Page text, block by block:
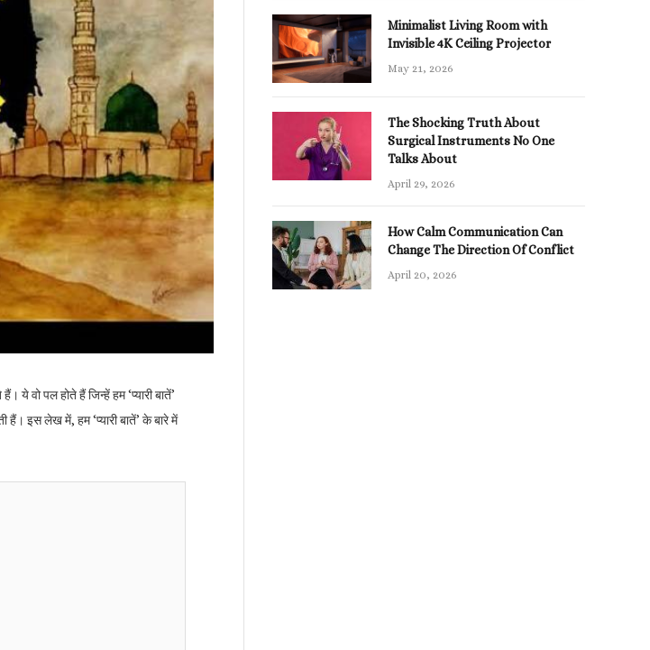
वो पल होते हैं जिन्हें हम ‘प्यारी बातें’
हैं। इस लेख में, हम ‘प्यारी बातें’ के बारे में
Minimalist Living Room with
Invisible 4K Ceiling Projector
May 21, 2026
The Shocking Truth About
Surgical Instruments No One
Talks About
April 29, 2026
How Calm Communication Can
Change The Direction Of Conflict
April 20, 2026